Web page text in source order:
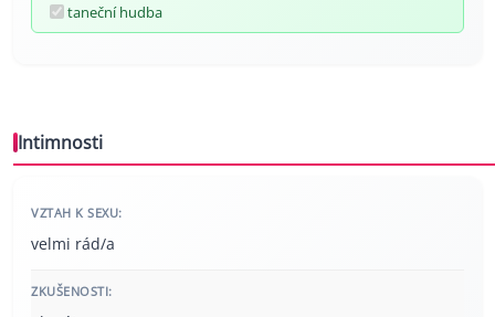
taneční hudba
Intimnosti
VZTAH K SEXU:
velmi rád/a
ZKUŠENOSTI: